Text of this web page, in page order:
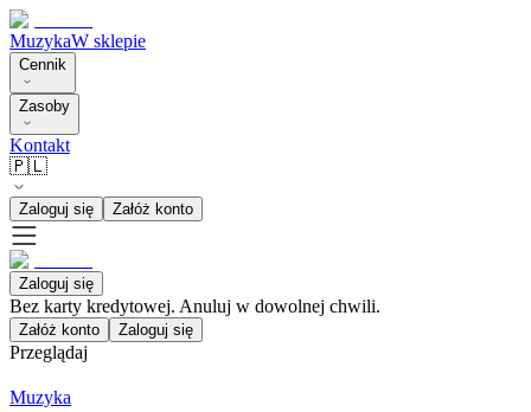
MuzykaW sklepie
Cennik
Zasoby
Kontakt
🇵🇱
Zaloguj się Załóż konto
Zaloguj się
Bez karty kredytowej. Anuluj w dowolnej chwili.
Załóż konto Zaloguj się
Przeglądaj
Muzyka